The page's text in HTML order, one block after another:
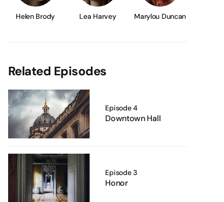
Helen Brody Lea Harvey Marylou Duncan
Related Episodes
Episode 4
Downtown Hall
Episode 3
Honor